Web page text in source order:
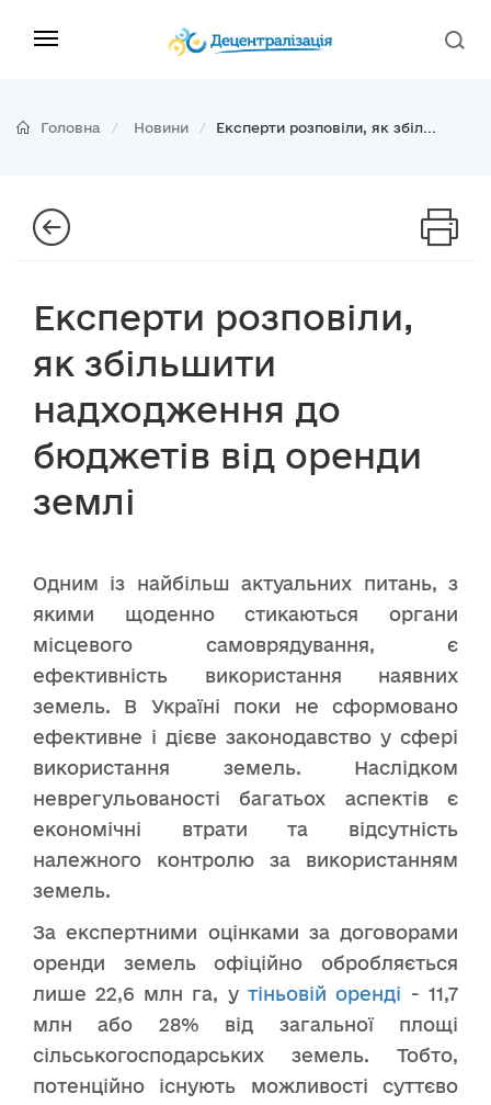
Головна Новини Експерти розповіли, як збіл...
Експерти розповіли,
як збільшити
надходження до
бюджетів від оренди
землі
Одним із найбільш актуальних питань, з
якими щоденно стикаються органи
місцевого самоврядування, є
ефективність використання наявних
земель. В Україні поки не сформовано
ефективне і дієве законодавство у сфері
використання земель. Наслідком
неврегульованості багатьох аспектів є
економічні втрати та відсутність
належного контролю за використанням
земель.
За експертними оцінками за договорами
оренди земель офіційно обробляється
лише 22,6 млн га, у тіньовій оренді - 11,7
млн або 28% від загальної площі
сільськогосподарських земель. Тобто,
потенційно існують можливості суттєво